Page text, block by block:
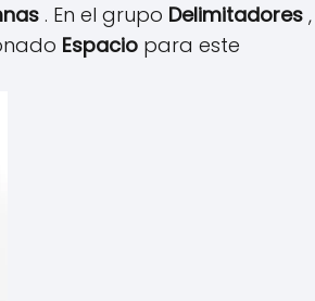
. En el grupo Delimitadores ,
Espacio para este